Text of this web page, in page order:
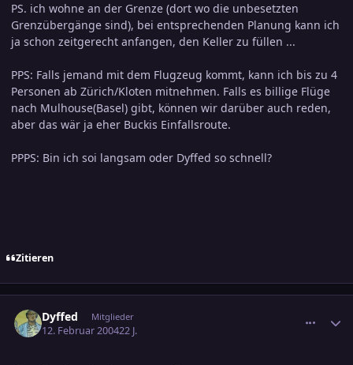
PS. ich wohne an der Grenze (dort wo die unbesetzten
Grenzübergänge sind), bei entsprechenden Planung kann ich
ja schon zeitgerecht anfangen, den Keller zu füllen ...
PPS: Falls jemand mit dem Flugzeug kommt, kann ich bis zu 4
Personen ab Zürich/Kloten mitnehmen. Falls es billige Flüge
nach Mulhouse(Basel) gibt, können wir darüber auch reden,
aber das wär ja eher Buckis Einfallsroute.
PPPS: Bin ich soi langsam oder Dyffed so schnell?
Zitieren
Dyffed Mitglieder
12. Februar 200422 J.